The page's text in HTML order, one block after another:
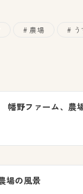
農場
幡野ファーム、農
場の風景